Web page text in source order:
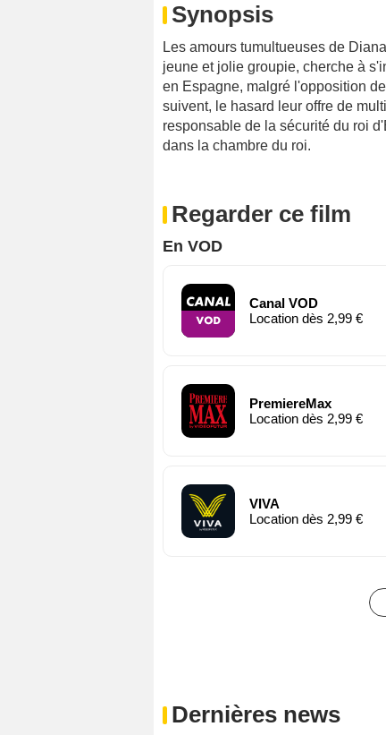
Synopsis
Les amours tumultueuses de
jeune et jolie groupie, cherche à
en Espagne, malgré l'opposition
suivent, le hasard leur offre de
responsable de la sécurité du roi
dans la chambre du roi.
Regarder ce film
En VOD
Canal VOD
Location dès 2,99 €
PremiereMax
Location dès 2,99 €
VIVA
Location dès 2,99 €
Dernières news